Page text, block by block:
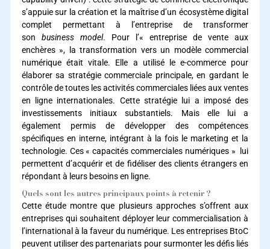
s’appuie sur la création et la maîtrise d’un écosystème digital
complet permettant à l’entreprise de transformer
son business model. Pour l’« entreprise de vente aux
enchères », la transformation vers un modèle commercial
numérique était vitale. Elle a utilisé le e-commerce pour
élaborer sa stratégie commerciale principale, en gardant le
contrôle de toutes les activités commerciales liées aux ventes
en ligne internationales. Cette stratégie lui a imposé des
investissements initiaux substantiels. Mais elle lui a
également permis de développer des compétences
spécifiques en interne, intégrant à la fois le marketing et la
technologie. Ces « capacités commerciales numériques » lui
permettent d’acquérir et de fidéliser des clients étrangers en
répondant à leurs besoins en ligne.
Quels sont les autres principaux points à retenir ?
Cette étude montre que plusieurs approches s’offrent aux
entreprises qui souhaitent déployer leur commercialisation à
l’international à la faveur du numérique. Les entreprises BtoC
peuvent utiliser des partenariats pour surmonter les défis liés